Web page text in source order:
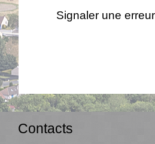
Signaler une
Contacts